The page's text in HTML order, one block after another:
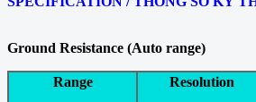
Ground Resistance (Auto range)
Range Resolution